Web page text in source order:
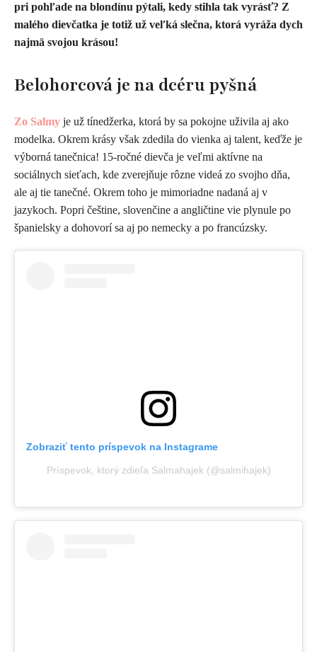
pri pohľade na blondínu pýtali, kedy stihla tak vyrásť? Z
malého dievčatka je totiž už veľká slečna, ktorá vyráža dych
najmä svojou krásou!
Belohorcová je na dcéru pyšná
Zo Salmy je už tínedžerka, ktorá by sa pokojne uživila aj ako
modelka. Okrem krásy však zdedila do vienka aj talent, keďže je
výborná tanečnica! 15-ročné dievča je veľmi aktívne na
sociálnych sieťach, kde zverejňuje rôzne videá zo svojho dňa,
ale aj tie tanečné. Okrem toho je mimoriadne nadaná aj v
jazykoch. Popri češtine, slovenčine a angličtine vie plynule po
španielsky a dohovorí sa aj po nemecky a po francúzsky.
Zobraziť tento príspevok na Instagrame
Príspevok, ktorý zdieľa Salmahajek (@salmihajek)